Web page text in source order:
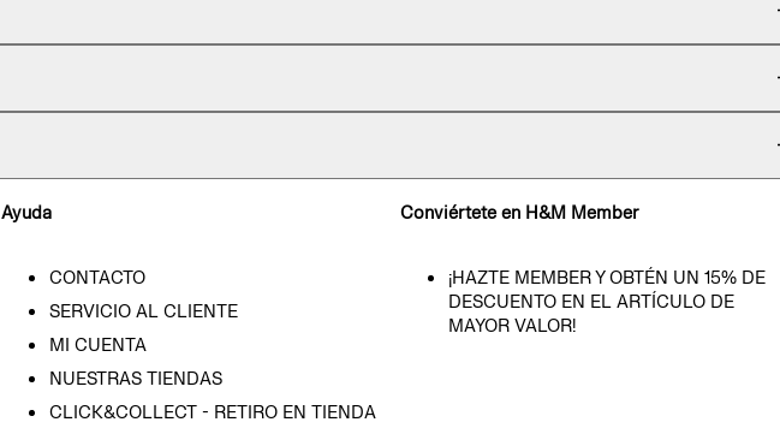
Ayuda
CONTACTO
SERVICIO AL CLIENTE
MI CUENTA
NUESTRAS TIENDAS
CLICK&COLLECT - RETIRO EN TIENDA
Conviértete en H&M Member
¡HAZTE MEMBER Y OBTÉN UN 15% DE
DESCUENTO EN EL ARTÍCULO DE
MAYOR VALOR!